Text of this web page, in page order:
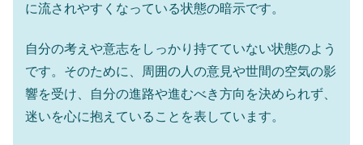
に流されやすくなっている状態の暗示です。
自分の考えや意志をしっかり持てていない状態のよう
です。そのために、周囲の人の意見や世間の空気の影
響を受け、自分の進路や進むべき方向を決められず、
迷いを心に抱えていることを表しています。